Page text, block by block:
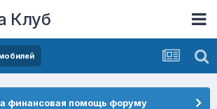
Клуб
финансовая помощь форуму